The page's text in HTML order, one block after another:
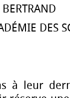
DES
à leur